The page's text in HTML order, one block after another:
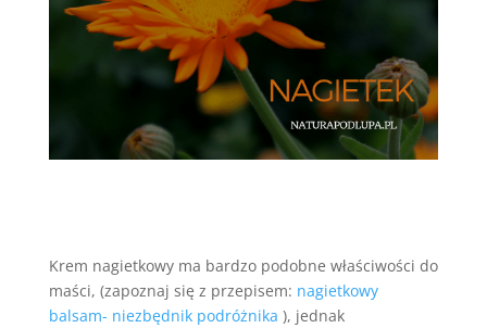
Krem nagietkowy ma bardzo podobne właściwości do
maści, (zapoznaj się z przepisem: nagietkowy
balsam- niezbędnik podróżnika ), jednak